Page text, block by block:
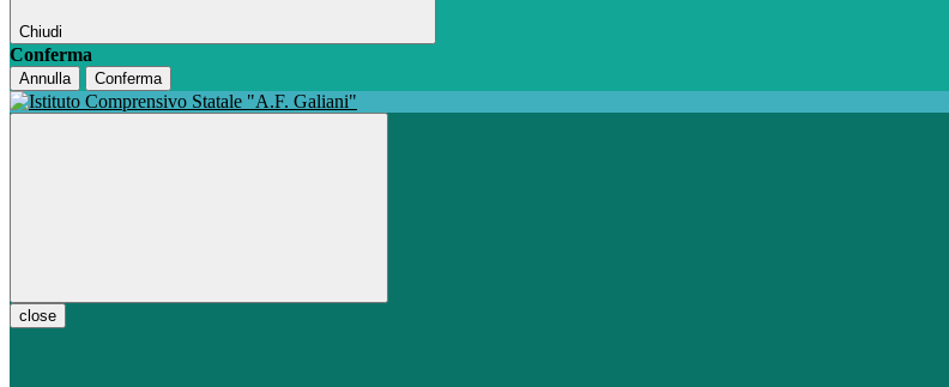
Chiudi
Conferma
Annulla Conferma
close